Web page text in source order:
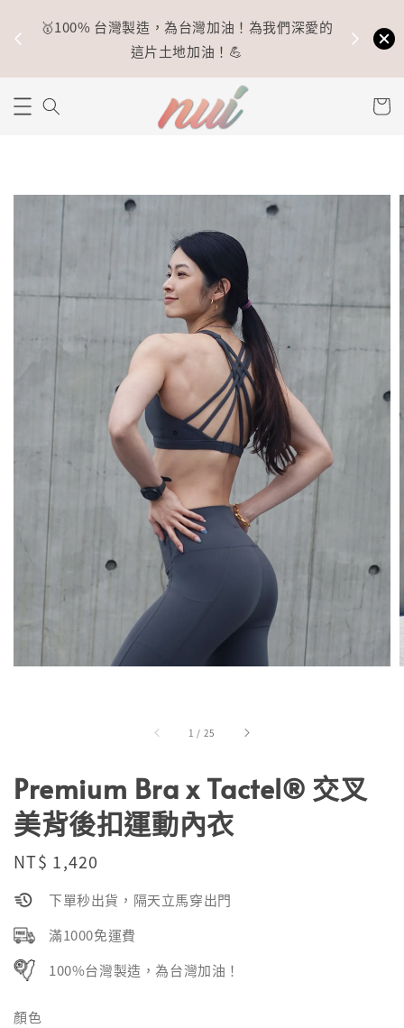
🥇100% 台灣製造，為台灣加油！為我們深愛的
這片土地加油！💪
1 / 25
Premium Bra x Tactel® 交叉
美背後扣運動內衣
Regular
NT$ 1,420
下單秒出貨，隔天立馬穿出門
滿1000免運費
100%台灣製造，為台灣加油！
顏色